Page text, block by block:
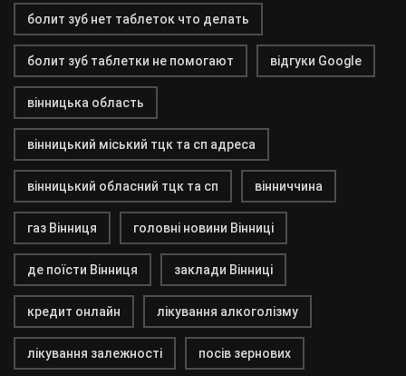
болит зуб нет таблеток что делать
болит зуб таблетки не помогают відгуки Google
вінницька область
вінницький міський тцк та сп адреса
вінницький обласний тцк та сп вінниччина
газ Вінниця головні новини Вінниці
де поїсти Вінниця заклади Вінниці
кредит онлайн лікування алкоголізму
лікування залежності посів зернових